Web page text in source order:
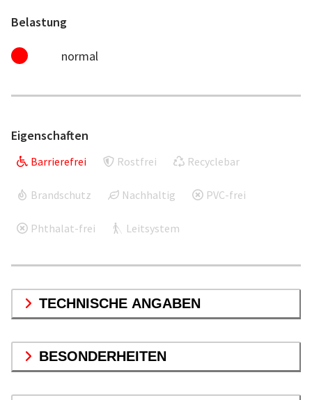
Belastung
normal
Eigenschaften
Barrierefrei Rostfrei Recyclebar
Brandschutz Nachhaltig PVC-frei
Phthalat-frei Leitsystem
TECHNISCHE ANGABEN
BESONDERHEITEN